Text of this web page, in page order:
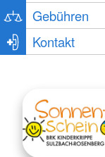
Gebühren
Kontakt